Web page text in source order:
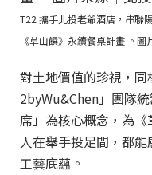
T22 攜手北投老爺酒店，串聯
《草山饌》永續餐桌計畫 。
對土地價值的珍視，
2byWu&Chen」團隊
席」為核心概念，為
人在舉手投足間，都
工藝底蘊。